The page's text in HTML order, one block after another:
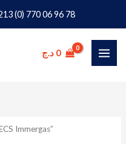
(0) 770 06 96 78
0 د.ج
Immergas”